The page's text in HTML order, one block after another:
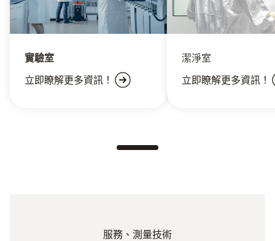
實驗室
立即瞭解更多資訊！
潔淨室
立即瞭解更多資訊！
服務、測量技術